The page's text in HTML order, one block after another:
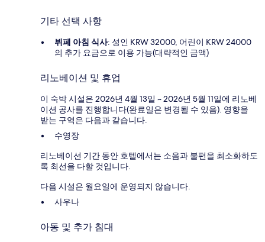
기타 선택 사항
뷔페 아침 식사: 성인 KRW 32000, 어린이 KRW 24000
의 추가 요금으로 이용 가능(대략적인 금액)
리노베이션 및 휴업
이 숙박 시설은 2026년 4월 13일 ~ 2026년 5월 11일에 리노베
이션 공사를 진행합니다(완료일은 변경될 수 있음). 영향을
받는 구역은 다음과 같습니다.
수영장
리노베이션 기간 동안 호텔에서는 소음과 불편을 최소화하도
록 최선을 다할 것입니다.
다음 시설은 월요일에 운영되지 않습니다.
사우나
아동 및 추가 침대